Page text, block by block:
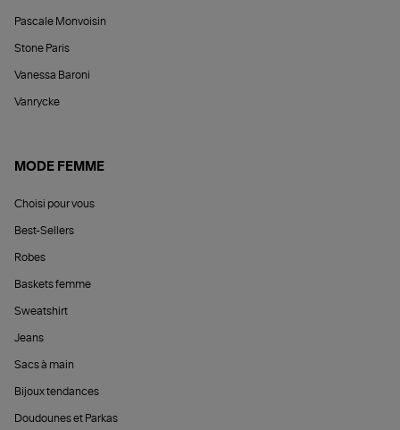
Pascale Monvoisin
Stone Paris
Vanessa Baroni
Vanrycke
MODE FEMME
Choisi pour vous
Best-Sellers
Robes
Baskets femme
Sweatshirt
Jeans
Sacs à main
Bijoux tendances
Doudounes et Parkas